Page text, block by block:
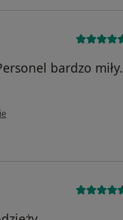
bardzo miły.
Marika